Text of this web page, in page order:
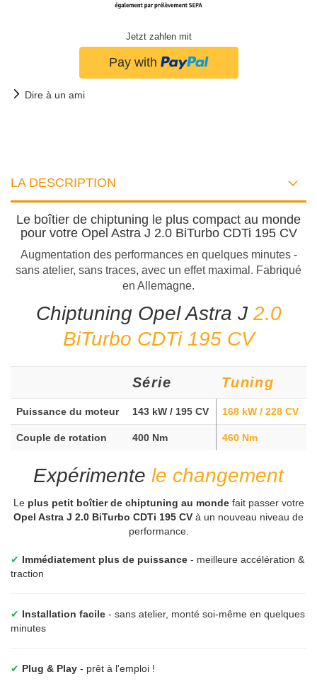
Jetzt zahlen mit
Dire à un ami
LA DESCRIPTION
Le boîtier de chiptuning le plus compact au monde
pour votre Opel Astra J 2.0 BiTurbo CDTi 195 CV
Augmentation des performances en quelques minutes -
sans atelier, sans traces, avec un effet maximal. Fabriqué
en Allemagne.
Chiptuning Opel Astra J 2.0
BiTurbo CDTi 195 CV
Série Tuning
Puissance du moteur 143 kW / 195 CV 168 kW / 228 CV
Couple de rotation 400 Nm 460 Nm
Expérimente le changement
Le plus petit boîtier de chiptuning au mondefait passer votre
Opel Astra J 2.0 BiTurbo CDTi 195 CV à un nouveau niveau de
performance.
✔ Immédiatement plus de puissance - meilleure accélération &
traction
✔ Installation facile - sans atelier, monté soi-même en quelques
minutes
✔ Plug & Play - prêt à l'emploi !